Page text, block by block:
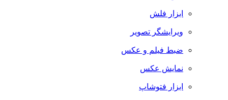
ابزار فلش
ویرایشگر تصویر
ضبط فيلم و عكس
نمایش عکس
ابزار فتوشاپ